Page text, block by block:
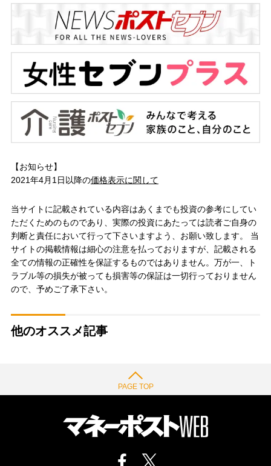
【お知らせ】
2021年4月1日以降の価格表示に関して
当サイトに記載されている内容はあくまでも投資の参考にしてい
ただくためのものであり、実際の投資にあたっては読者ご自身の
判断と責任において行って下さいますよう、お願い致します。 当
サイトの掲載情報は細心の注意を払っておりますが、記載される
全ての情報の正確性を保証するものではありません。万が一、ト
ラブル等の損失が被っても損害等の保証は一切行っておりません
ので、予めご了承下さい。
他のオススメ記事
PAGE TOP